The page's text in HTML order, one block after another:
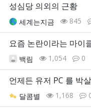
성심당 의외의 근황
세계는지금 845
요즘 논란이라는 마이
백림 1,054 0
언제든 유저 PC 를 박
달콤별 1,168